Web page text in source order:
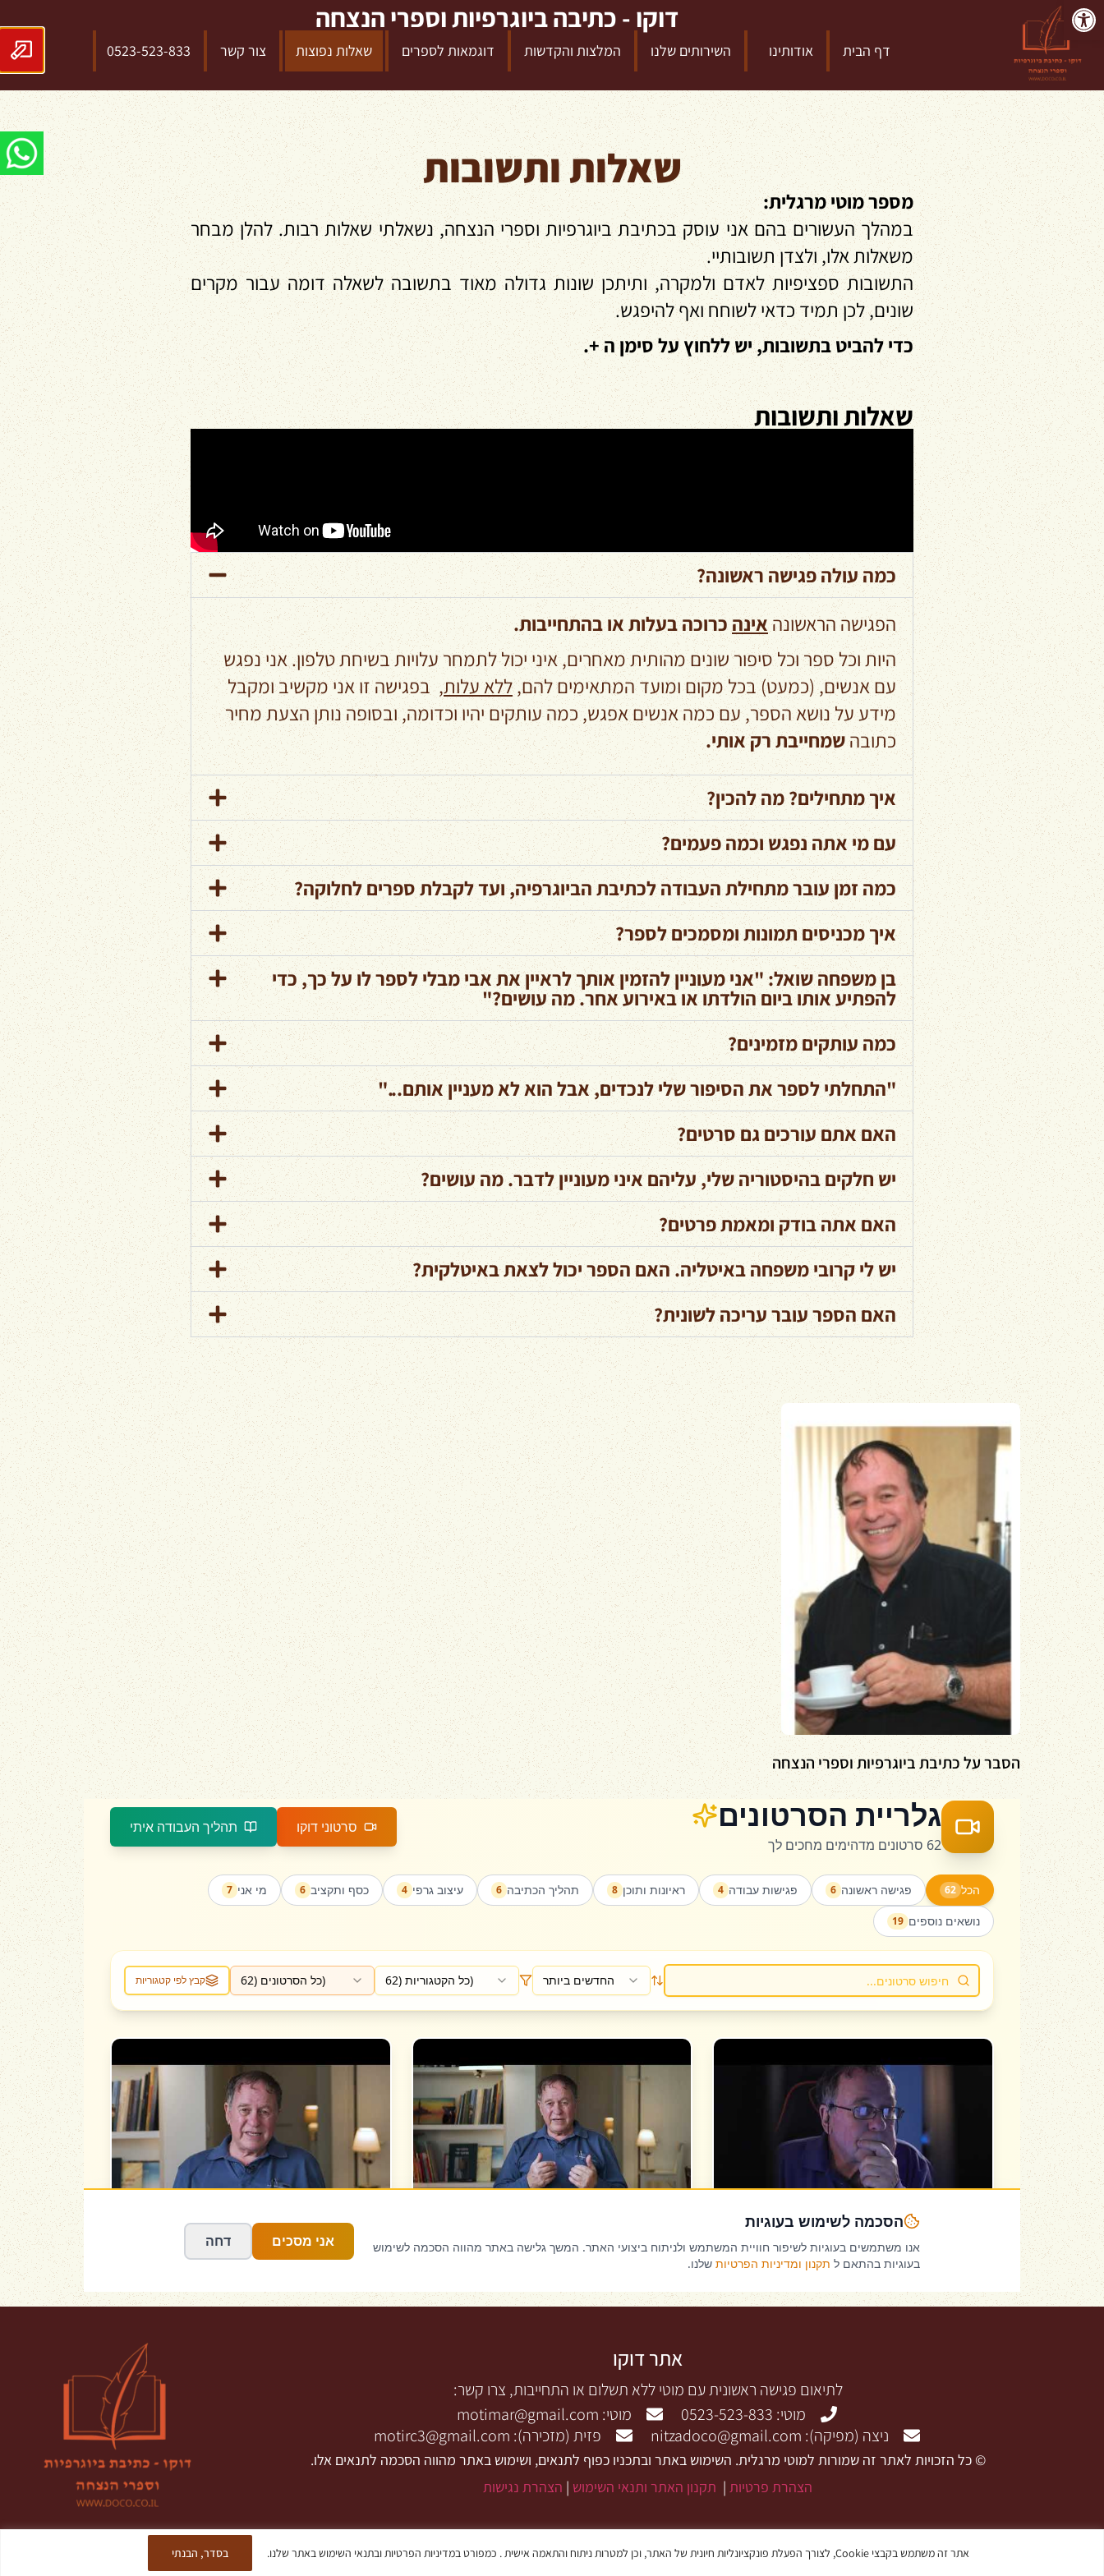
פתח סרגל נגישות
אתר זה משתמש בקבצי Cookie, לצורך הפעלת פונקציונליות חיונית של האתר, וכן למטרות ניתוח והתאמה אישית . כמפורט במדיניות הפרטיות ובתנאי השימוש באתר שלנו. בסדר, הבנתי
דוקו - כתיבה ביוגרפיות וספרי הנצחה
דף הבית אודותינו השירותים שלנו המלצות והקדשות דוגמאות לספרים שאלות נפוצות צור קשר 0523-523-833
שאלות ותשובות
מספר מוטי מרגלית:
במהלך העשורים בהם אני עוסק בכתיבת ביוגרפיות וספרי הנצחה, נשאלתי שאלות רבות. להלן מבחר
משאלות אלו, ולצדן תשובותיי.
התשובות ספציפיות לאדם ולמקרה, ותיתכן שונות גדולה מאוד בתשובה לשאלה דומה עבור מקרים
שונים, לכן תמיד כדאי לשוחח ואף להיפגש.
כדי להביט בתשובות, יש ללחוץ על סימן ה +.
שאלות ותשובות
כמה עולה פגישה ראשונה?
הפגישה הראשונהאינהכרוכה בעלות או בהתחייבות.
היות וכל ספר וכל סיפור שונים מהותית מאחרים, איני יכול לתמחר עלויות בשיחת טלפון. אני נפגש
עם אנשים, (כמעט) בכל מקום ומועד המתאימים להם,ללא עלות,בפגישה זו אני מקשיב ומקבל
מידע על נושא הספר, עם כמה אנשים אפגש, כמה עותקים יהיו וכדומה, ובסופה נותן הצעת מחיר
כתובהשמחייבת רק אותי.
איך מתחילים? מה להכין?
עם מי אתה נפגש וכמה פעמים?
כמה זמן עובר מתחילת העבודה לכתיבת הביוגרפיה, ועד לקבלת ספרים לחלוקה?
איך מכניסים תמונות ומסמכים לספר?
בן משפחה שואל: "אני מעוניין להזמין אותך לראיין את אבי מבלי לספר לו על כך, כדי
להפתיע אותו ביום הולדתו או באירוע אחר. מה עושים?"
כמה עותקים מזמינים?
"התחלתי לספר את הסיפור שלי לנכדים, אבל הוא לא מעניין אותם..."
האם אתם עורכים גם סרטים?
יש חלקים בהיסטוריה שלי, עליהם איני מעוניין לדבר. מה עושים?
האם אתה בודק ומאמת פרטים?
יש לי קרובי משפחה באיטליה. האם הספר יכול לצאת באיטלקית?
האם הספר עובר עריכה לשונית?
הסבר על כתיבת ביוגרפיות וספרי הנצחה
אתר דוקו
לתיאום פגישה ראשונית עם מוטי ללא תשלום או התחייבות, צרו קשר:
מוטי: 0523-523-833
מוטי: motimar@gmail.com
ניצה (מפיקה): nitzadoco@gmail.com
פזית (מזכירה): motirc3@gmail.com
© כל הזכויות לאתר זה שמורות למוטי מרגלית. השימוש באתר ובתכניו כפוף לתנאים, ושימוש באתר מהווה הסכמה לתנאים אלו.
הצהרת פרטיות| תקנון האתר ותנאי השימוש | הצהרת נגישות